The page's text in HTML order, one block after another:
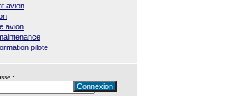
avion
avion
pilote
: